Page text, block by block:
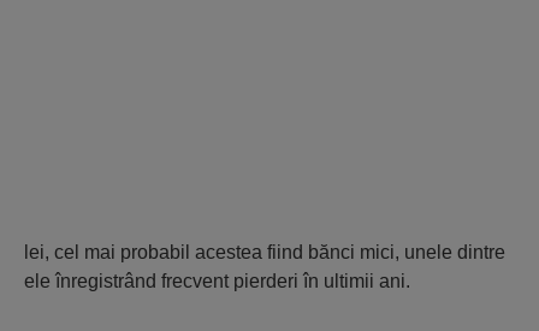
lei, cel mai probabil acestea fiind bănci mici, unele dintre
ele înregistrând frecvent pierderi în ultimii ani.